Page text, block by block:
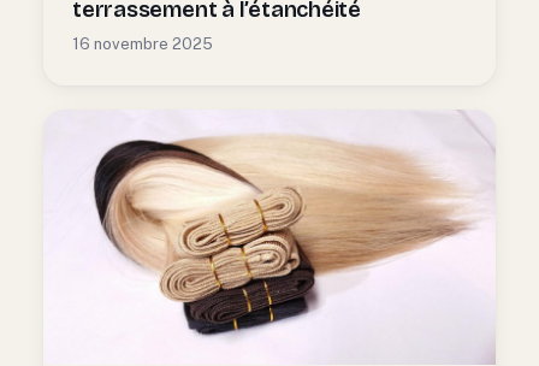
terrassement à l’étanchéité
16 novembre 2025